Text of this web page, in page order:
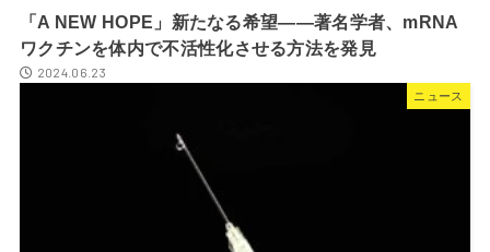
「A NEW HOPE」新たなる希望――著名学者、mRNA
ワクチンを体内で不活性化させる方法を発見
2024.06.23
ニュース